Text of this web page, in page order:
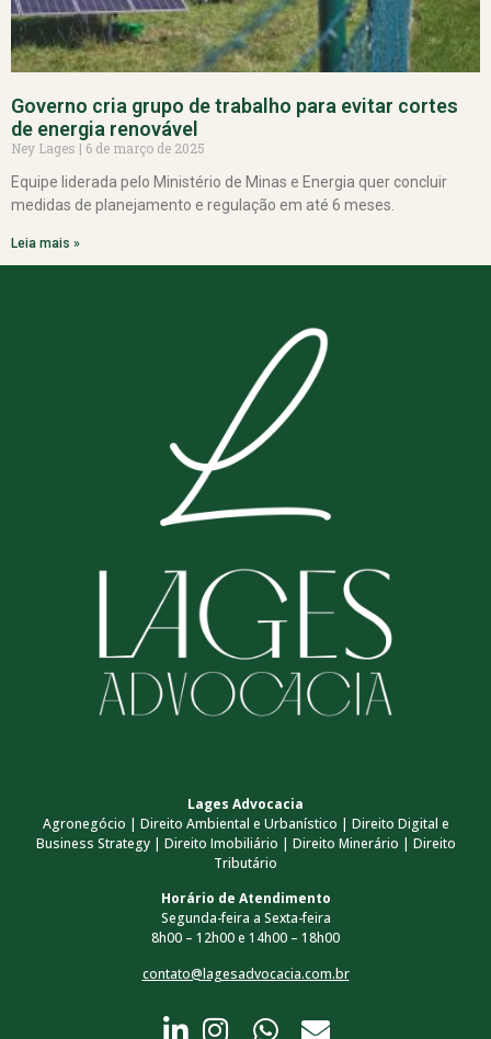
Governo cria grupo de trabalho para evitar cortes
de energia renovável
Ney Lages
6 de março de 2025
Equipe liderada pelo Ministério de Minas e Energia quer concluir
medidas de planejamento e regulação em até 6 meses.
Leia mais »
Lages Advocacia
Agronegócio | Direito Ambiental e Urbanístico | Direito Digital e
Business Strategy | Direito Imobiliário | Direito Minerário | Direito
Tributário
Horário de Atendimento
Segunda-feira a Sexta-feira
8h00 – 12h00 e 14h00 – 18h00
contato@lagesadvocacia.com.br